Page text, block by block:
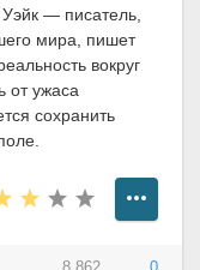
— писатель,
мира, пишет
вокруг
от ужаса
сохранить